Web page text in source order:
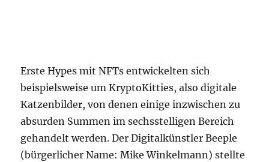
Erste Hypes mit NFTs entwickelten sich
beispielsweise um KryptoKitties, also digitale
Katzenbilder, von denen einige inzwischen zu
absurden Summen im sechsstelligen Bereich
gehandelt werden. Der Digitalkünstler Beeple
(bürgerlicher Name: Mike Winkelmann) stellte